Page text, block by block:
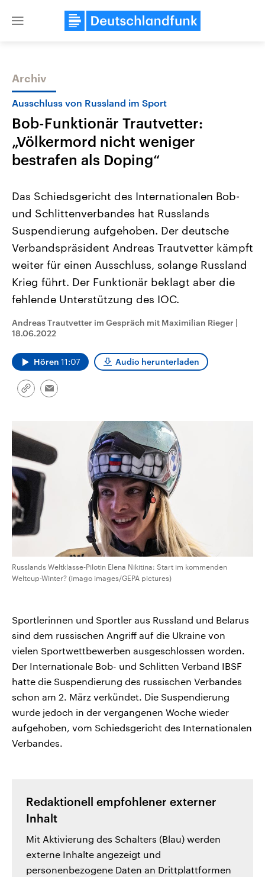
Close
Themen
2026
Alle Informationen
Sachsen-Anhalt wählt am 6.
September 2026 einen neuen
Landtag. Seit 2021 wird das
Bundesland von einer Koalition aus
Umfragen, Prognosen,
und Hintergründe zu den Parteien
Wahl.
Aktuelle Beiträge,
Hintergründe
Wirtschaftlich und
gehören die Vereinigten
den mächtigsten Ländern
mit großem Einfluss auf
aktuelle Weltgeschehen.
Sendungen Programm Podcasts
Audio-Archiv
Archiv
Ausschluss von Russland im Sport
Bob-Funktionär Trautvetter:
„Völkermord nicht weniger
bestrafen als Doping“
Das Schiedsgericht des Internationalen Bob-
und Schlittenverbandes hat Russlands
Suspendierung aufgehoben. Der deutsche
Verbandspräsident Andreas Trautvetter kämpft
weiter für einen Ausschluss, solange Russland
Krieg führt. Der Funktionär beklagt aber die
fehlende Unterstützung des IOC.
Andreas Trautvetter im Gespräch mit Maximilian Rieger |
18.06.2022
Hören 11:07 Audio herunterladen
Link
Email
Russlands Weltklasse-Pilotin Elena Nikitina: Start im kommenden
Weltcup-Winter? (imago images/GEPA pictures)
Sportlerinnen und Sportler aus Russland und Belarus
sind dem russischen Angriff auf die Ukraine von
vielen Sportwettbewerben ausgeschlossen worden.
Der Internationale Bob- und Schlitten Verband IBSF
hatte die Suspendierung des russischen Verbandes
schon am 2. März verkündet. Die Suspendierung
wurde jedoch in der vergangenen Woche wieder
aufgehoben, vom Schiedsgericht des Internationalen
Verbandes.
Redaktionell empfohlener externer
Inhalt
Mit Aktivierung des Schalters (Blau) werden
externe Inhalte angezeigt und
personenbezogene Daten an Drittplattformen